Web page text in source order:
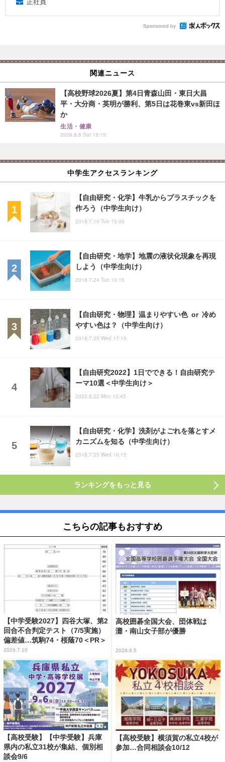
正社員
Sponsored by
関連ニュース
【高校野球2026夏】第4日青森山田・東日大昌
平・大分商・英明が勝利、第5日は花巻東vs新田ほ
か
生活・健康
2026.8.8 Sat 15:15
中学生アクセスランキング
【自由研究・化学】牛乳からプラスチックを
作ろう（中学生向け）
2018.7.10 Tue 15:00
【自由研究・地学】地震の液状化現象を再現
しよう（中学生向け）
2018.7.24 Tue 10:15
【自由研究・物理】温まりやすい色 or 冷め
やすい色は？（中学生向け）
2018.7.25 Wed 17:15
【自由研究2022】1日でできる！自由研究テ
ーマ10選＜中学生向け＞
2022.8.22 Mon 12:45
【自由研究・化学】洗剤がよごれを落とすメ
カニズムを知る（中学生向け）
2018.7.25 Wed 16:15
ランキングをもっと見る
こちらの記事もおすすめ
【中学受験2027】四谷大塚、第2
回合不合判定テスト（7/5実施）
偏差値…筑駒74・桜蔭70＜PR＞
2026.7.10
高校囲碁全国大会、団体戦は
灘・南山女子部が優勝
2026.8.5
【高校受験】【中学受験】兵庫
県内の私立31校が集結、個別相
談会9/6
【高校受験】横須賀の私立4校が
参加…合同相談会10/12